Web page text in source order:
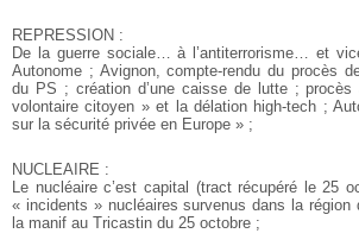
REPRESSION :
De la guerre sociale… à l’antiterrorisme… et
Autonome ; Avignon, compte-rendu du procès
du PS ; création d’une caisse de lutte ;
volontaire citoyen » et la délation high-tech ;
sur la sécurité privée en Europe » ;
NUCLEAIRE :
Le nucléaire c’est capital (tract récupéré le 25
« incidents » nucléaires survenus dans la région
la manif au Tricastin du 25 octobre ;